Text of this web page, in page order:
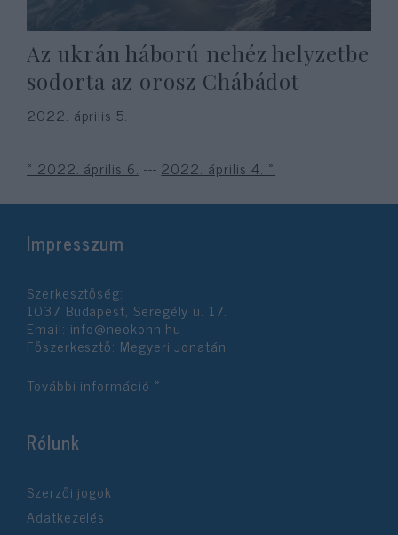
Az ukrán háború nehéz helyzetbe
sodorta az orosz Chábádot
2022. április 5.
« 2022. április 6. --- 2022. április 4. »
Impresszum
Szerkesztőség:
1037 Budapest, Seregély u. 17.
Email: info@neokohn.hu
Főszerkesztő: Megyeri Jonatán
További információ »
Rólunk
Szerzői jogok
Adatkezelés